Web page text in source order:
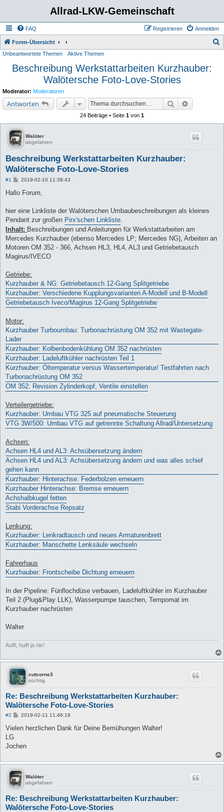
Allrad-LKW-Gemeinschaft
FAQ Anmelden
Registrieren
Foren-Übersicht
Unbeantwortete Themen Aktive Themen
Beschreibung Werkstattarbeiten Kurzhauber:
Walötersche Foto-Love-Stories
Moderator: Moderatoren
Antworten Suche
24 Beiträge • Seite 1 von 1
Walöter
abgefahren
Beschreibung Werkstattarbeiten Kurzhauber:
Walötersche Foto-Love-Stories
#1
B
i
a
2019-02-10 11:38:43
Hallo Forum,
hier eine Linkliste der Walöterschen Umbaubeschreibungen als kleines
Pendant zur großen Pirx'schen Linkliste
Inhalt: Beschreibungen und Anleitungen für Werkstattarbeiten am
Mercedes Kurzhauber (ebenso Mercedes LP; Mercedes NG), Arbeiten an
Motoren OM 352 - 366, Achsen HL3, HL4, AL3 und Getriebetausch
Magirus/IVECO
Getriebe:
Kurzhauber & NG: Getriebetausch 12-Gang Splitgetriebe
Kurzhauber: Verschiedene Kupplungsvarianten A-Modell und B-Modell
Getriebetausch Iveco/Magirus 12-Gang Splitgetriebe
Motor:
Kurzhauber Turboumbau: Turbonachrüstung OM 352 mit Wastegate-
Lader
Kurzhauber: Kolbenbodenkühlung OM 352 nachrüsten
Kurzhauber: Ladeluftkühler nachrüsten Teil 1
Kurzhauber: Öltemperatur versus Wassertemperatur/ Testfahrten nach
Turbonachrüstung OM 352
OM 352: Revision Zylinderkopf, Ventile einstellen
Verteilergetriebe:
Kurzhauber: Umbau VTG 325 auf pneumatische Steuerung
VTG 3W/500: Umbau VTG auf getrennte Schaltung Allrad/Untersetzung
Achsen:
Achsen HL4 und AL3: Achsübersetzung ändern
Achsen HL4 und AL3: Achsübersetzung ändern und was alles schief
gehen kann
Kurzhauber: Hinterachse: Federbolzen erneuern
Kurzhauber Hinterachse: Bremse erneuern
Achshalbkugel fetten
Stabi Vorderachse Repsatz
Lenkung:
Kurzhauber: Lenkradtausch und neues Armaturenbrett
Kurzhauber: Manschette Lenksäule wechseln
Fahrerhaus
Kurzhauber: Frontscheibe Dichtung erneuern
In der Pipeline: Fünflochdüse verbauen, Ladeluftkühler im Kurzhauber
Teil 2 (Plug&Play LLK), Wasserpumpe tauschen, Tempomat im
Kurzhauber nachrüsten
Walter
Auffi, huift ja nix!
cutcorne3
süchtig
Re: Beschreibung Werkstattarbeiten Kurzhauber:
Walötersche Foto-Love-Stories
#2
B
i
a
2019-02-11 11:46:19
Vielen herzlichen Dank für Deine Bemühungen Walter!
LG
Jochen
Walöter
abgefahren
Re: Beschreibung Werkstattarbeiten Kurzhauber:
Walötersche Foto-Love-Stories